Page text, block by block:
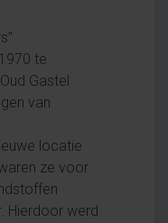
te
Gastel
van
locatie
ze voor
Hierdoor werd